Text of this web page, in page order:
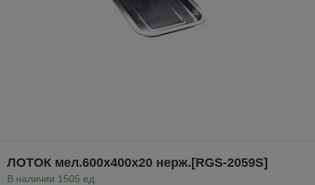
ЛОТОК мел.600х400х20 нерж.[RGS-2059S]
В наличии 1505 ед.